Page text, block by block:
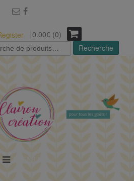
0.00€ (0)
Recherche